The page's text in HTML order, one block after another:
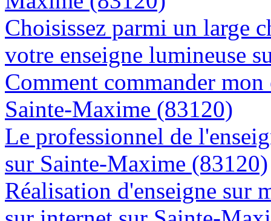
Choisissez parmi un large
votre enseigne lumineuse
Comment commander
Sainte-Maxime (83120)
Le professionnel de
sur Sainte-Maxime (83120)
Réalisation d'enseigne sur